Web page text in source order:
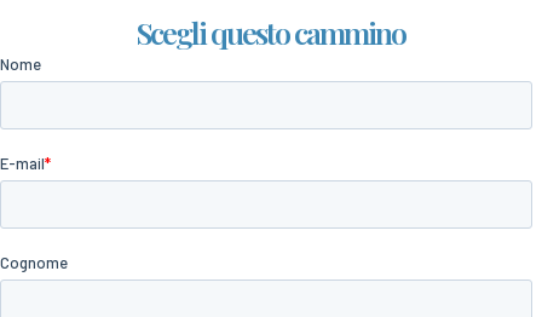
Scegli questo cammino